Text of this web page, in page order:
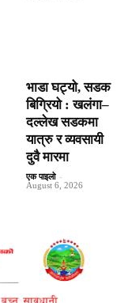
भाडा घट्यो, सडक
बिग्रियो : खलंगा–
दल्लेख सडकमा
यात्रु र व्यवसायी
दुवै मारमा
एक पाइलो -
August 6, 2026